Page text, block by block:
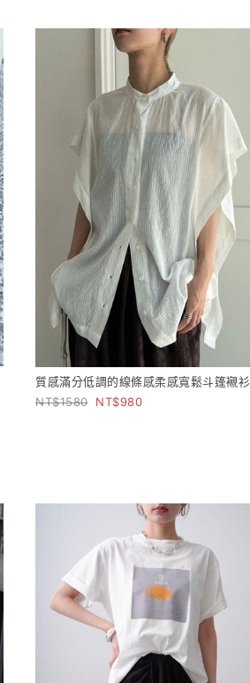
質感滿分低調的線條感柔感寬鬆斗篷襯衫
1580
980